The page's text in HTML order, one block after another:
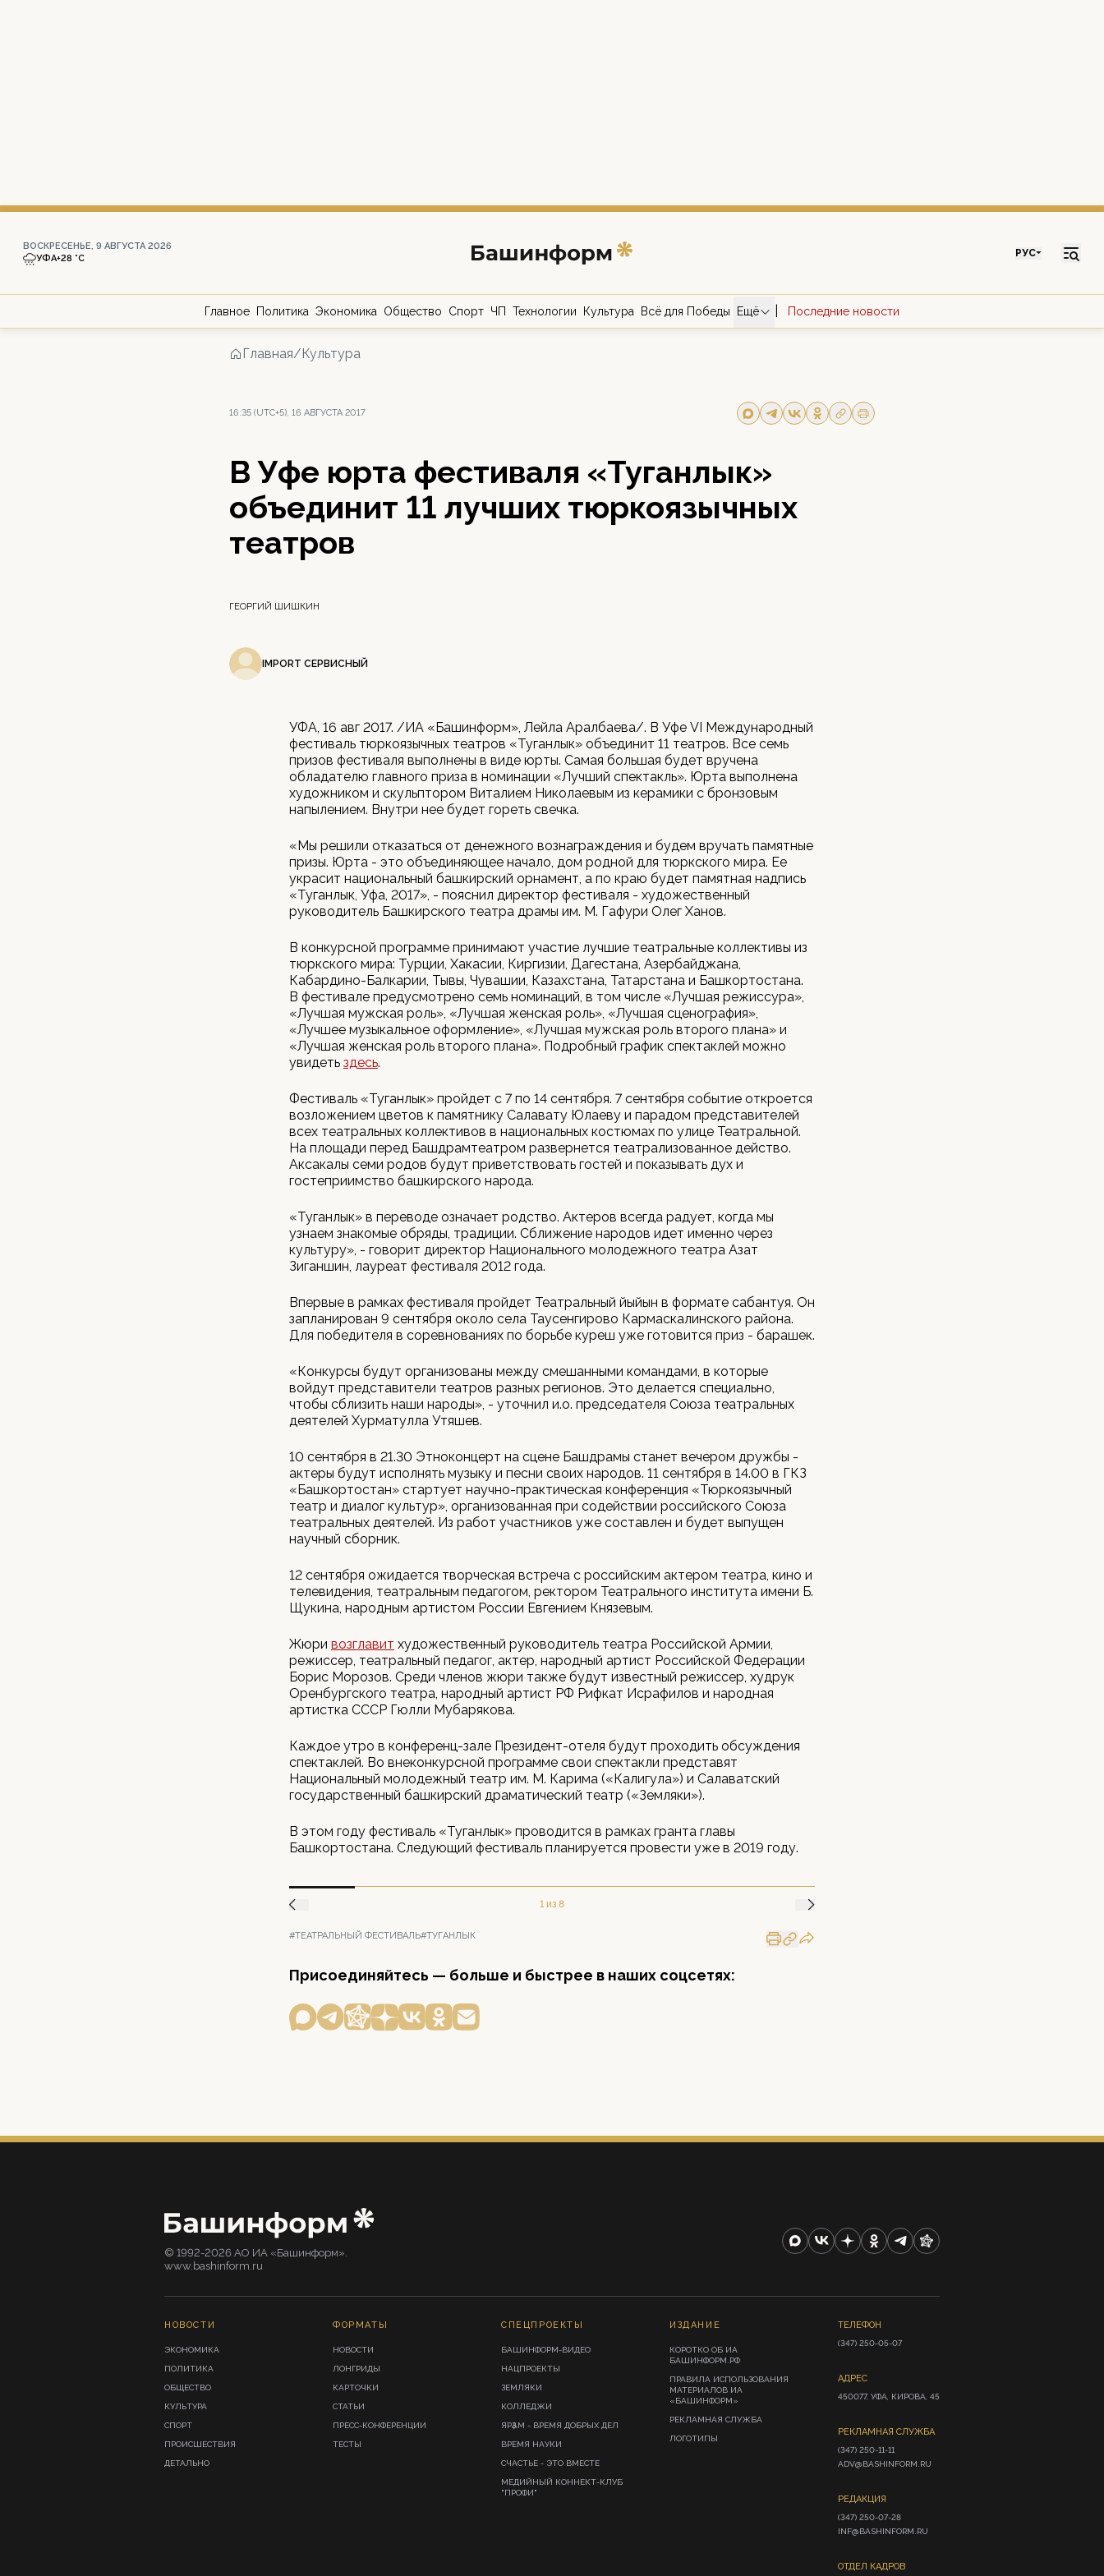
ВОСКРЕСЕНЬЕ, 9 АВГУСТА 2026
УФА+28 °С РУС
Главное Политика Экономика Общество Спорт ЧП Технологии Культура Всё для Победы Ещё Последние новости
Главная/Культура
16:35 (UTC+5), 16 АВГУСТА 2017
В Уфе юрта фестиваля «Туганлык»
объединит 11 лучших тюркоязычных
театров
ГЕОРГИЙ ШИШКИН
IMPORT СЕРВИСНЫЙ
УФА, 16 авг 2017. /ИА «Башинформ», Лейла Аралбаева/. В Уфе VI Международный
фестиваль тюркоязычных театров «Туганлык» объединит 11 театров. Все семь
призов фестиваля выполнены в виде юрты. Самая большая будет вручена
обладателю главного приза в номинации «Лучший спектакль». Юрта выполнена
художником и скульптором Виталием Николаевым из керамики с бронзовым
напылением. Внутри нее будет гореть свечка.
«Мы решили отказаться от денежного вознаграждения и будем вручать памятные
призы. Юрта - это объединяющее начало, дом родной для тюркского мира. Ее
украсит национальный башкирский орнамент, а по краю будет памятная надпись
«Туганлык, Уфа, 2017», - пояснил директор фестиваля - художественный
руководитель Башкирского театра драмы им. М. Гафури Олег Ханов.
В конкурсной программе принимают участие лучшие театральные коллективы из
тюркского мира: Турции, Хакасии, Киргизии, Дагестана, Азербайджана,
Кабардино-Балкарии, Тывы, Чувашии, Казахстана, Татарстана и Башкортостана.
В фестивале предусмотрено семь номинаций, в том числе «Лучшая режиссура»,
«Лучшая мужская роль», «Лучшая женская роль», «Лучшая сценография»,
«Лучшее музыкальное оформление», «Лучшая мужская роль второго плана» и
«Лучшая женская роль второго плана». Подробный график спектаклей можно
увидеть здесь.
Фестиваль «Туганлык» пройдет с 7 по 14 сентября. 7 сентября событие откроется
возложением цветов к памятнику Салавату Юлаеву и парадом представителей
всех театральных коллективов в национальных костюмах по улице Театральной.
На площади перед Башдрамтеатром развернется театрализованное действо.
Аксакалы семи родов будут приветствовать гостей и показывать дух и
гостеприимство башкирского народа.
«Туганлык» в переводе означает родство. Актеров всегда радует, когда мы
узнаем знакомые обряды, традиции. Сближение народов идет именно через
культуру», - говорит директор Национального молодежного театра Азат
Зиганшин, лауреат фестиваля 2012 года.
Впервые в рамках фестиваля пройдет Театральный йыйын в формате сабантуя. Он
запланирован 9 сентября около села Таусенгирово Кармаскалинского района.
Для победителя в соревнованиях по борьбе куреш уже готовится приз - барашек.
«Конкурсы будут организованы между смешанными командами, в которые
войдут представители театров разных регионов. Это делается специально,
чтобы сблизить наши народы», - уточнил и.о. председателя Союза театральных
деятелей Хурматулла Утяшев.
10 сентября в 21.30 Этноконцерт на сцене Башдрамы станет вечером дружбы -
актеры будут исполнять музыку и песни своих народов. 11 сентября в 14.00 в ГКЗ
«Башкортостан» стартует научно-практическая конференция «Тюркоязычный
театр и диалог культур», организованная при содействии российского Союза
театральных деятелей. Из работ участников уже составлен и будет выпущен
научный сборник.
12 сентября ожидается творческая встреча с российским актером театра, кино и
телевидения, театральным педагогом, ректором Театрального института имени Б.
Щукина, народным артистом России Евгением Князевым.
Жюри возглавит художественный руководитель театра Российской Армии,
режиссер, театральный педагог, актер, народный артист Российской Федерации
Борис Морозов. Среди членов жюри также будут известный режиссер, худрук
Оренбургского театра, народный артист РФ Рифкат Исрафилов и народная
артистка СССР Гюлли Мубарякова.
Каждое утро в конференц-зале Президент-отеля будут проходить обсуждения
спектаклей. Во внеконкурсной программе свои спектакли представят
Национальный молодежный театр им. М. Карима («Калигула») и Салаватский
государственный башкирский драматический театр («Земляки»).
В этом году фестиваль «Туганлык» проводится в рамках гранта главы
Башкортостана. Следующий фестиваль планируется провести уже в 2019 году.
1 из 8
#ТЕАТРАЛЬНЫЙ ФЕСТИВАЛЬ#ТУГАНЛЫК
Присоединяйтесь — больше и быстрее в наших соцсетях:
© 1992-2026 АО ИА «Башинформ».
www.bashinform.ru
НОВОСТИ
ЭКОНОМИКА
ПОЛИТИКА
ОБЩЕСТВО
КУЛЬТУРА
СПОРТ
ПРОИСШЕСТВИЯ
ДЕТАЛЬНО
ФОРМАТЫ
НОВОСТИ
ЛОНГРИДЫ
КАРТОЧКИ
СТАТЬИ
ПРЕСС-КОНФЕРЕНЦИИ
ТЕСТЫ
СПЕЦПРОЕКТЫ
БАШИНФОРМ-ВИДЕО
НАЦПРОЕКТЫ
ЗЕМЛЯКИ
КОЛЛЕДЖИ
ЯРҘАМ - ВРЕМЯ ДОБРЫХ ДЕЛ
ВРЕМЯ НАУКИ
СЧАСТЬЕ - ЭТО ВМЕСТЕ
МЕДИЙНЫЙ КОННЕКТ-КЛУБ
"ПРОФИ"
ИЗДАНИЕ
КОРОТКО ОБ ИА
БАШИНФОРМ.РФ
ПРАВИЛА ИСПОЛЬЗОВАНИЯ
МАТЕРИАЛОВ ИА
«БАШИНФОРМ»
РЕКЛАМНАЯ СЛУЖБА
ЛОГОТИПЫ
ТЕЛЕФОН
(347) 250-05-07
АДРЕС
450077, УФА, КИРОВА, 45
РЕКЛАМНАЯ СЛУЖБА
(347) 250-11-11
ADV@BASHINFORM.RU
РЕДАКЦИЯ
(347) 250-07-28
INF@BASHINFORM.RU
ОТДЕЛ КАДРОВ